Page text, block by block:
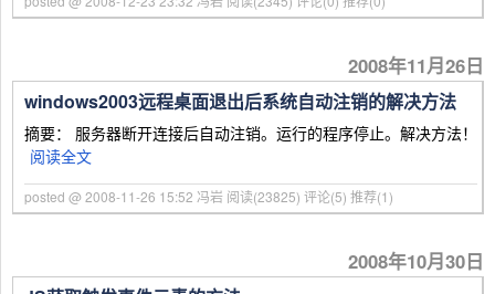
2008年11月26日
windows2003远程桌面退出后系统自动注销的解决方法
摘要： 服务器断开连接后自动注销。运行的程序停止。解决方法！
阅读全文
posted @ 2008-11-26 15:52 冯岩 阅读(23825) 评论(5) 推荐(1)
2008年10月30日